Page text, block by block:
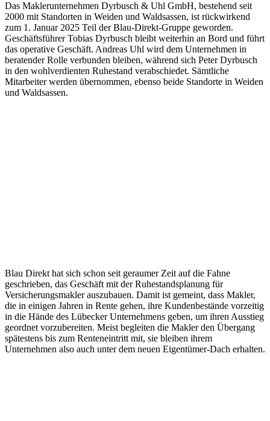
Das Maklerunternehmen Dyrbusch & Uhl GmbH, bestehend seit
2000 mit Standorten in Weiden und Waldsassen, ist rückwirkend
zum 1. Januar 2025 Teil der Blau-Direkt-Gruppe geworden.
Geschäftsführer Tobias Dyrbusch bleibt weiterhin an Bord und führt
das operative Geschäft. Andreas Uhl wird dem Unternehmen in
beratender Rolle verbunden bleiben, während sich Peter Dyrbusch
in den wohlverdienten Ruhestand verabschiedet. Sämtliche
Mitarbeiter werden übernommen, ebenso beide Standorte in Weiden
und Waldsassen.
Blau Direkt hat sich schon seit geraumer Zeit auf die Fahne
geschrieben, das Geschäft mit der Ruhestandsplanung für
Versicherungsmakler auszubauen. Damit ist gemeint, dass Makler,
die in einigen Jahren in Rente gehen, ihre Kundenbestände vorzeitig
in die Hände des Lübecker Unternehmens geben, um ihren Ausstieg
geordnet vorzubereiten. Meist begleiten die Makler den Übergang
spätestens bis zum Renteneintritt mit, sie bleiben ihrem
Unternehmen also auch unter dem neuen Eigentümer-Dach erhalten.